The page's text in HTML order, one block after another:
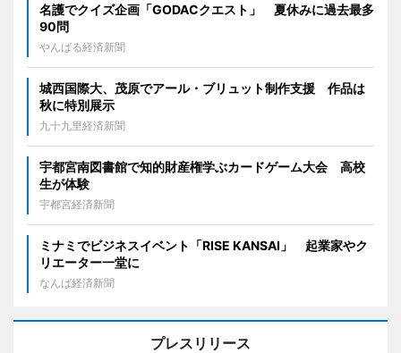
名護でクイズ企画「GODACクエスト」 夏休みに過去最多
90問
やんばる経済新聞
城西国際大、茂原でアール・ブリュット制作支援 作品は
秋に特別展示
九十九里経済新聞
宇都宮南図書館で知的財産権学ぶカードゲーム大会 高校
生が体験
宇都宮経済新聞
ミナミでビジネスイベント「RISE KANSAI」 起業家やク
リエーター一堂に
なんば経済新聞
プレスリリース